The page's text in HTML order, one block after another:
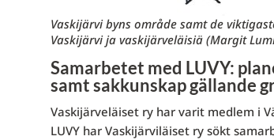
Vaskijärvi byns område samt de
Vaskijärvi ja vaskijärveläisiä (Margit
Samarbetet med LUVY:
samt sakkunskap gällande
Vaskijärveläiset ry har varit medlem i
LUVY har Vaskijärviläiset ry sökt